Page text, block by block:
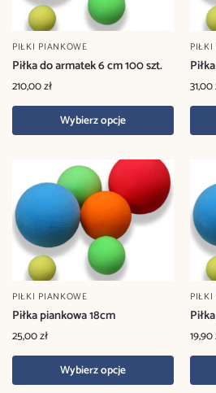
PIŁKI PIANKOWE
Piłka do armatek 6 cm 100 szt.
210,00zł
Wybierz opcje
PIŁKI
31,00
PIŁKI PIANKOWE
Piłka piankowa 18cm
25,00zł
Wybierz opcje
PIŁKI
19,90